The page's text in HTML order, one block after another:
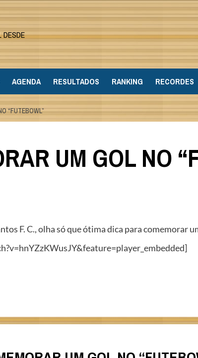
DESDE
AGENDA RESULTADOS RANKING RECORDES
“FUTEBOWL”
UM GOL NO
F. C., olha só que ótima dica para comemorar